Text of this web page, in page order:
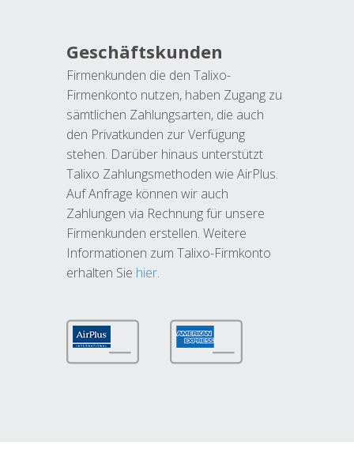
Geschäftskunden
Firmenkunden die den Talixo-
Firmenkonto nutzen, haben Zugang zu
sämtlichen Zahlungsarten, die auch
den Privatkunden zur Verfügung
stehen. Darüber hinaus unterstützt
Talixo Zahlungsmethoden wie AirPlus.
Auf Anfrage können wir auch
Zahlungen via Rechnung für unsere
Firmenkunden erstellen. Weitere
Informationen zum Talixo-Firmkonto
erhalten Sie hier.